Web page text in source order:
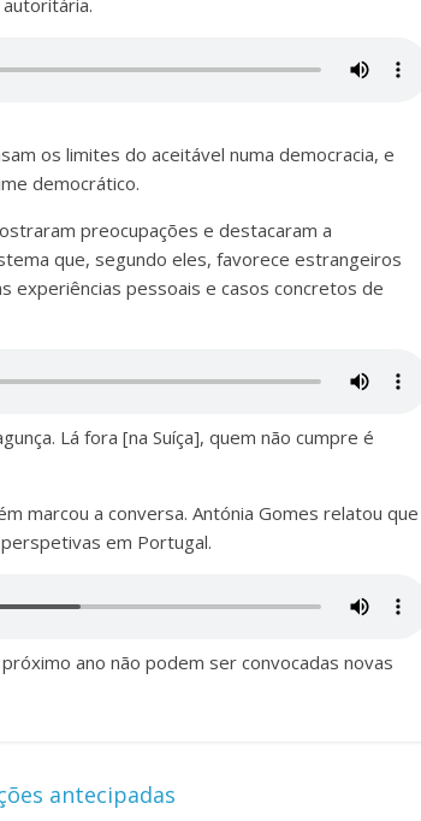
os limites do aceitável numa democracia, e
democrático.
preocupações e destacaram a
que, segundo eles, favorece estrangeiros
experiências pessoais e casos concretos de
Lá fora [na Suíça], quem não cumpre é
marcou a conversa. Antónia Gomes relatou que
em Portugal.
ano não podem ser convocadas novas
antecipadas